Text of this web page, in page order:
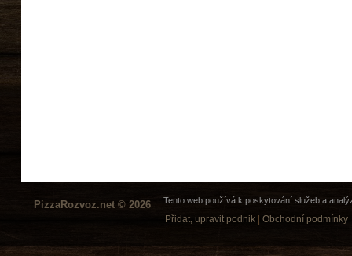
Tento web používá k poskytování služeb a
PizzaRozvoz.net © 2026
Přidat, upravit podnik Obchodní podmínky